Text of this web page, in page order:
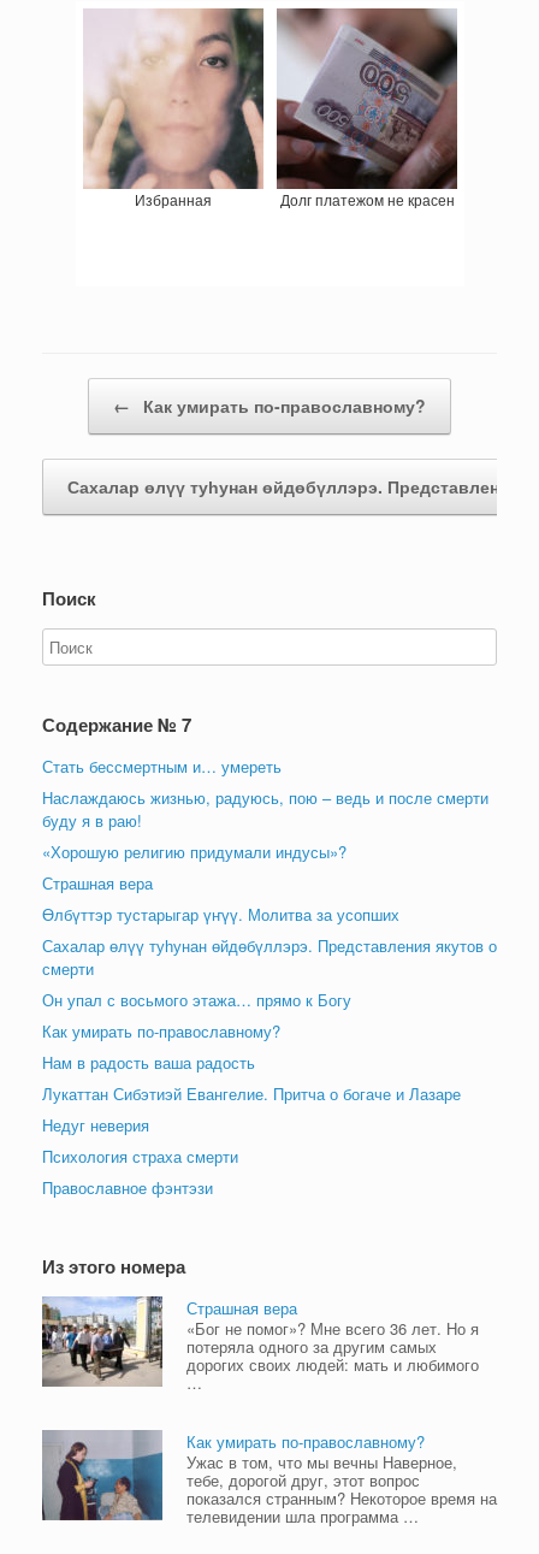
Избранная Долг платежом не красен
← Как умирать по-православному?
Сахалар өлүү туһунан өйдөбүллэрэ.
Поиск
Содержание № 7
Стать бессмертным и… умереть
Наслаждаюсь жизнью, радуюсь, пою – ведь и после смерти
буду я в раю!
«Хорошую религию придумали индусы»?
Страшная вера
Өлбүттэр тустарыгар үҥүү. Молитва за усопших
Сахалар өлүү туһунан өйдөбүллэрэ. Представления якутов о
смерти
Он упал с восьмого этажа… прямо к Богу
Как умирать по-православному?
Нам в радость ваша радость
Лукаттан Сибэтиэй Евангелие. Притча о богаче и Лазаре
Недуг неверия
Психология страха смерти
Православное фэнтэзи
Из этого номера
Страшная вера
«Бог не помог»? Мне всего 36 лет. Но я
потеряла одного за другим самых
дорогих своих людей: мать и любимого
…
Как умирать по-православному?
Ужас в том, что мы вечны Наверное,
тебе, дорогой друг, этот вопрос
показался странным? Некоторое время на
телевидении шла программа …